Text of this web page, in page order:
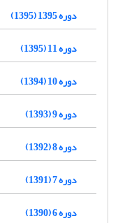
دوره 1395 (1395)
دوره 11 (1395)
دوره 10 (1394)
دوره 9 (1393)
دوره 8 (1392)
دوره 7 (1391)
دوره 6 (1390)